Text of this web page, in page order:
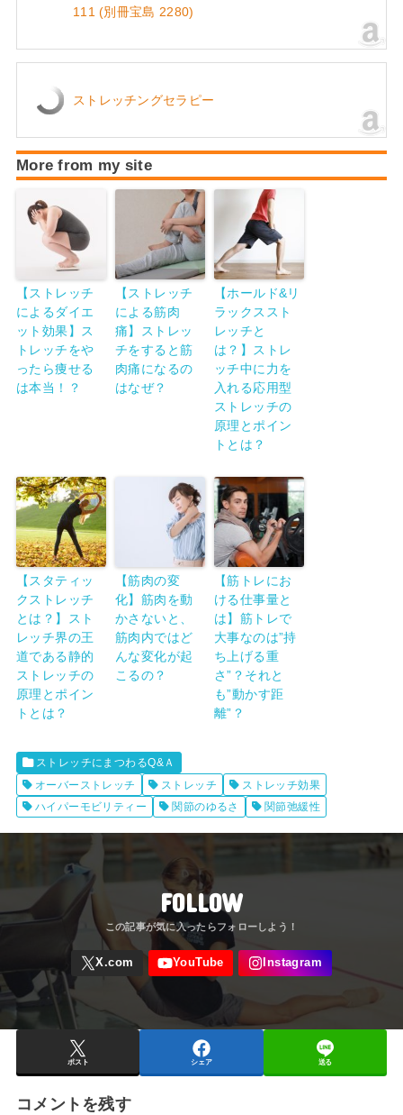
111 (別冊宝島 2280)
ストレッチングセラピー
More from my site
【ストレッチ
によるダイエ
ット効果】ス
トレッチをや
ったら痩せる
は本当！？
【ストレッチ
による筋肉
痛】ストレッ
チをすると筋
肉痛になるの
はなぜ？
【ホールド&リ
ラックススト
レッチと
は？】ストレ
ッチ中に力を
入れる応用型
ストレッチの
原理とポイン
トとは？
【スタティッ
クストレッチ
とは？】スト
レッチ界の王
道である静的
ストレッチの
原理とポイン
トとは？
【筋肉の変
化】筋肉を動
かさないと、
筋肉内ではど
んな変化が起
こるの？
【筋トレにお
ける仕事量と
は】筋トレで
大事なのは”持
ち上げる重
さ”？それと
も”動かす距
離”？
ストレッチにまつわるQ&Ａ
オーバーストレッチ
ストレッチ
ストレッチ効果
ハイパーモビリティー
関節のゆるさ 関節弛緩性
FOLLOW
ポスト シェア 送る
コメントを残す